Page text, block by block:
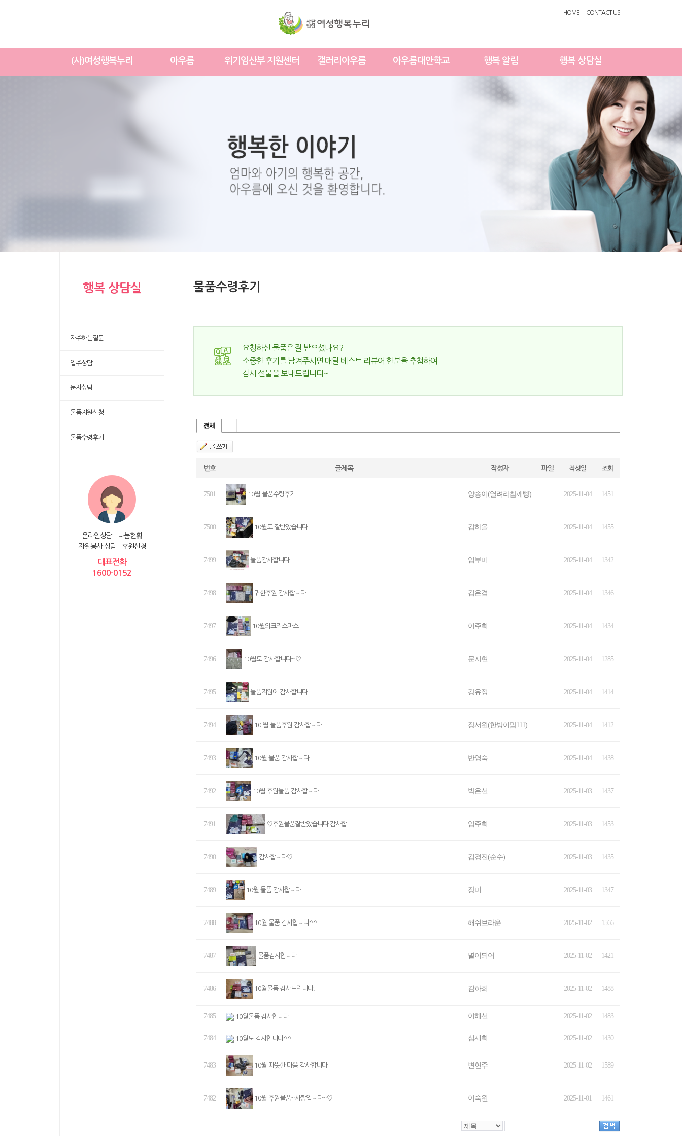
HOME CONTACT US
(사)여성행복누리 아우름 위기임산부 지원센터 갤러리아우름 아우름대안학교 행복 알림 행복 상담실
행복 상담실
자주하는질문
입주상담
문자상담
물품지원신청
물품수령후기
온라인상담
나눔현황
자원봉사 상담
후원신청
대표전화
1600-0152
물품수령후기
요청하신 물품은 잘 받으셨나요?
소중한 후기를 남겨주시면 매달 베스트 리뷰어 한분을 추첨하여
감사 선물을 보내드립니다~
전체
번호 글제목 작성자 파일 작성일 조회
7501 10월 물품수령후기 양송이(열려라참깨빵) 2025-11-04 1451
7500 10월도 잘받았습니다 김하을 2025-11-04 1455
7499 물품감사합니다 임부미 2025-11-04 1342
7498 귀한후원 감사합니다 김은겸 2025-11-04 1346
7497 10월의크리스마스 이주희 2025-11-04 1434
7496 10월도 감사합니다~♡ 문지현 2025-11-04 1285
7495 물품지원에 감사합니다 강유정 2025-11-04 1414
7494 10 월 물품후원 감사합니다 장서원(한방이맘111) 2025-11-04 1412
7493 10월 물품 감사합니다 반영숙 2025-11-04 1438
7492 10월 후원물품 감사합니다 박은선 2025-11-03 1437
7491 ♡후원물품잘받았습니다 감사합.. 임주희 2025-11-03 1453
7490 감사합니다♡ 김경진(순수) 2025-11-03 1435
7489 10월 물품 감사합니다 장미 2025-11-03 1347
7488 10월 물품 감사합니다^^ 해쉬브라운 2025-11-02 1566
7487 물품감사합니다 별이되어 2025-11-02 1421
7486 10월물품 감사드립니다. 김하희 2025-11-02 1488
7485 10월물품 감사합니다 이해선 2025-11-02 1483
7484 10월도 감사합니다^^ 심재희 2025-11-02 1430
7483 10월 따뜻한 마음 감사합니다 변현주 2025-11-02 1589
7482 10월 후원물품~사랑입니다~♡ 이숙원 2025-11-01 1461